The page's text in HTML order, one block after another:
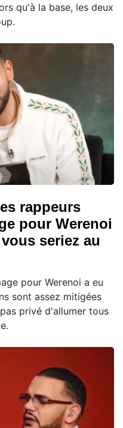
qu'à la base, les deux
rappeurs
pour Werenoi
seriez au
pour Werenoi a eu
sont assez mitigées
privé d'allumer tous